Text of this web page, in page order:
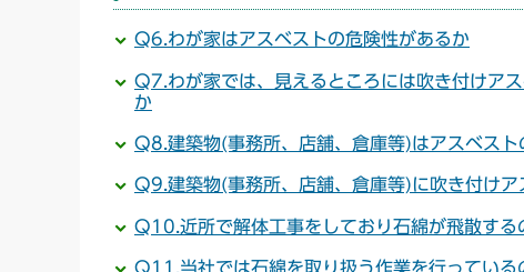
Q6.わが家はアスベストの危険性があるか
Q7.わが家では、見えるところには吹き付けア
か
Q8.建築物(事務所、店舗、倉庫等)はアスベスト
Q9.建築物(事務所、店舗、倉庫等)に吹き付け
Q10.近所で解体工事をしており石綿が飛散す
Q11.当社では石綿を取り扱う作業を行ってい